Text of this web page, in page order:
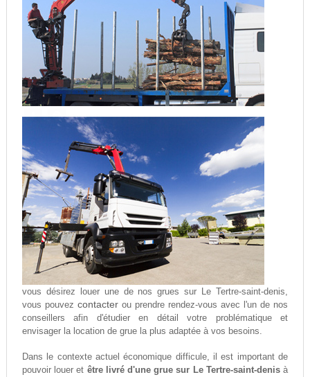
vous désirez louer une de nos grues sur Le Tertre-saint-denis,
vous pouvez contacterou prendre rendez-vous avec l'un de nos
conseillers afin d'étudier en détail votre problématique et
envisager la location de grue la plus adaptée à vos besoins.
Dans le contexte actuel économique difficule, il est important de
pouvoir louer et être livré d'une grue sur Le Tertre-saint-denisà